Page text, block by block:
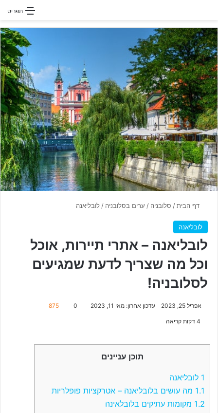
תפריט
דף הבית/ סלובניה / ערים בסלובניה / לובליאנה
לובליאנה
לובליאנה – אתרי תיירות, אוכל
וכל מה שצריך לדעת שמגיעים
לסלובניה!
אפריל 25, 2023 עדכון אחרון: מאי 11, 2023 0
875
תוכן עניינים
1 לובליאנה
1.1 מה עושים בלובליאנה – אטרקציות פופלריות
1.2 מקומות עתיקים בלובלאינה